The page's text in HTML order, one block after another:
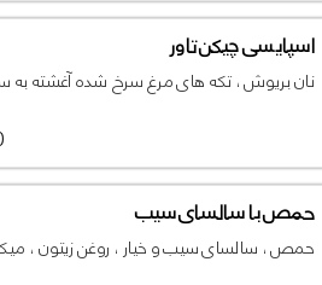
اسپایسی چیکن تاور
نان بریوش ، تکه های مرغ سرخ شده آغشته به
حمص با سالسای سیب
حمص ، سالسای سیب و خیار ، روغن زیتون ،